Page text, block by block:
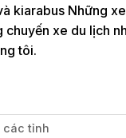
kiarabus Những
xe du lịch
tôi.
các tỉnh